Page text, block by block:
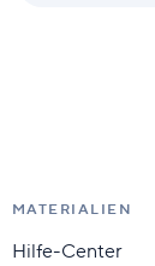
MATERIALIEN
Hilfe-Center